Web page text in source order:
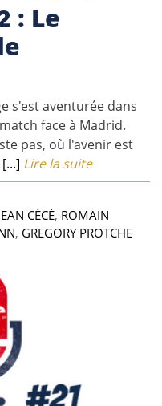
: Le
s'est aventurée dans
face à Madrid.
pas, où l'avenir est
[...] Lire la suite
CÉCÉ, ROMAIN
, GREGORY PROTCHE